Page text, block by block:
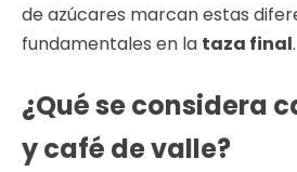
de azúcares marcan estas
fundamentales en la taza final.
¿Qué se considera
y café de valle?